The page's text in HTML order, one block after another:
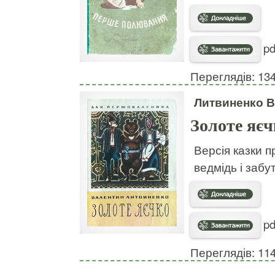
Переглядів:
Литвиненко
Золоте
Версія казки
ведмідь і
Переглядів: